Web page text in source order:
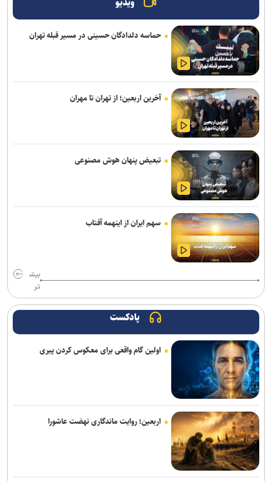
ویدیو
حماسه دلدادگان حسینی در مسیر قبله تهران
آخرین اربعین؛ از تهران تا مهران
تبعیض پنهان هوش مصنوعی
سهم ایران از اینهمه آفتاب
بیش
تر
پادکست
اولین گام واقعی برای معکوس کردن پیری
اربعین؛ روایت ماندگاری نهضت عاشورا